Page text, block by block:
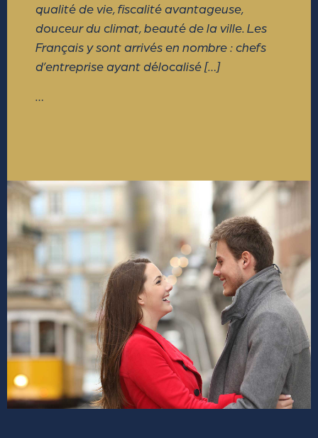
qualité de vie, fiscalité avantageuse,
douceur du climat, beauté de la ville. Les
Français y sont arrivés en nombre : chefs
d’entreprise ayant délocalisé […]
…